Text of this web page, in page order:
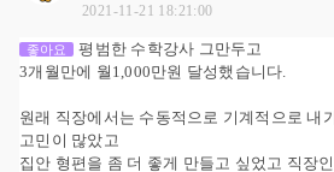
2021-11-21 18:21:00
좋아요
평범한 수학강사 그만두고
3개월만에 월1,000만원 달성했습니다.
원래 직장에서는 수동적으로 기계적으로 내
고민이 많았고
집안 형편을 좀 더 좋게 만들고 싶었고 직장